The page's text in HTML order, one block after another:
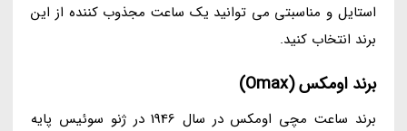
استایل و مناسبتی می توانید یک ساعت مجذوب کننده از این
برند انتخاب کنید.
برند اومکس (Omax)
برند ساعت مچی اومکس در سال 1946 در ژنو سوئیس پایه